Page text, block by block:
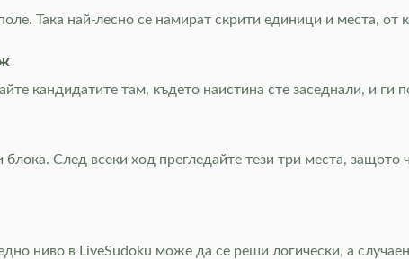
Така най-лесно се намират скрити единици и места, от
кандидатите там, където наистина сте заседнали, и ги
След всеки ход прегледайте тези три места, защото
ниво в LiveSudoku може да се реши логически, а